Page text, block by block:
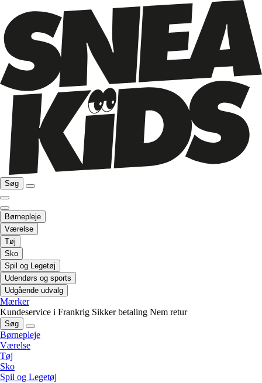
Søg
Børnepleje
Værelse
Tøj
Sko
Spil og Legetøj
Udendørs og sports
Udgående udvalg
Mærker
Kundeservice i Frankrig Sikker betaling Nem retur
Søg
Børnepleje
Værelse
Tøj
Sko
Spil og Legetøj